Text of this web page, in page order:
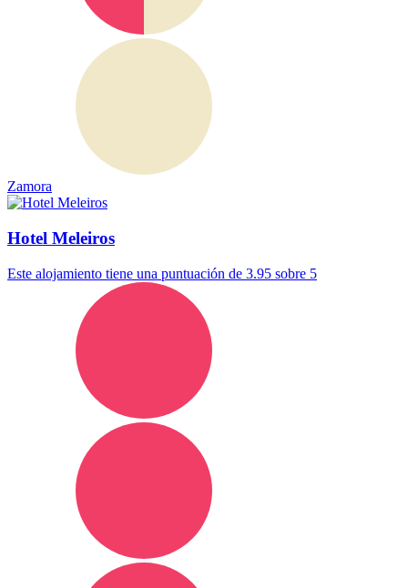
Zamora
Hotel Meleiros
Este alojamiento tiene una puntuación de 3.95 sobre 5